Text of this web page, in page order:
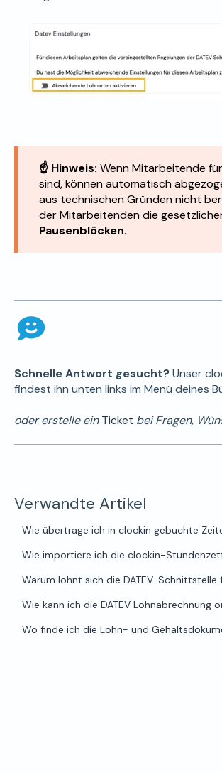
☝️ Hinweis: Wenn Mitarbeitende
sind, können automatisch
aus technischen Gründen nicht
der Mitarbeitenden die
Pausenblöcken.
Schnelle Antwort gesucht?Unser
findest ihn unten links im Menü deines
oder erstelle einTicket bei Fragen,
Verwandte Artikel
Wie übertrage ich in clockin gebuchte
Wie importiere ich die clockin-
Warum lohnt sich die DATEV-Schnittstelle
Wie kann ich die DATEV Lohnabrechnung
Wo finde ich die Lohn- und